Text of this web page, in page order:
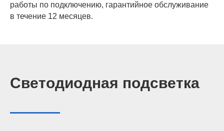
работы по подключению, гарантийное обслуживание
в течение 12 месяцев.
Светодиодная подсветка